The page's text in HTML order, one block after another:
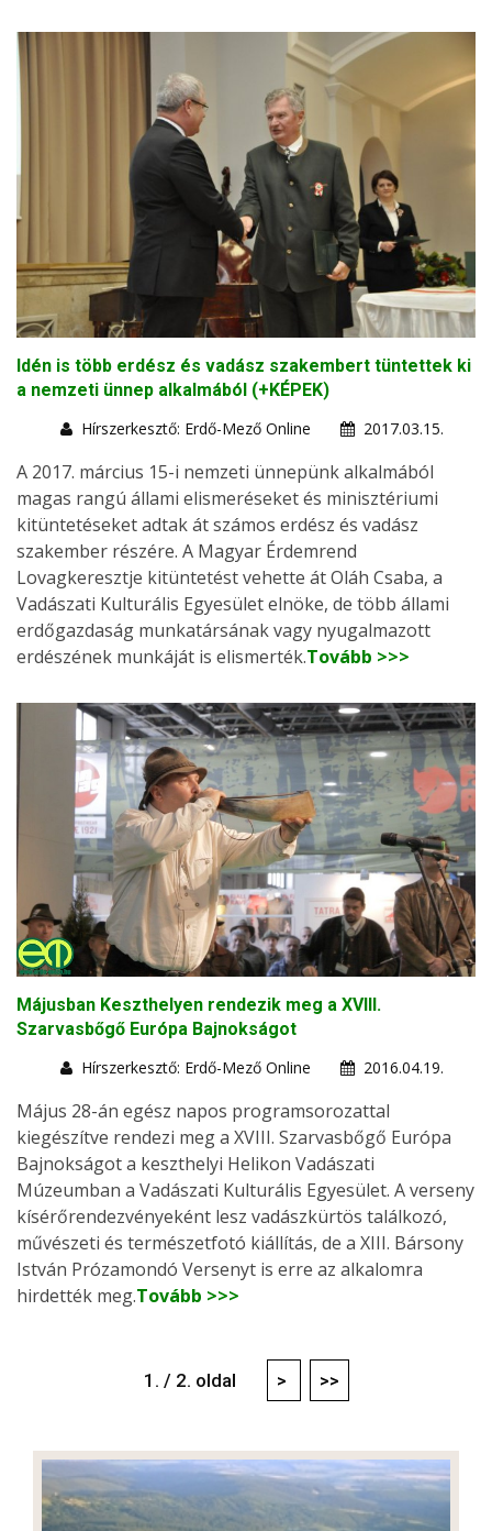
Idén is több erdész és vadász szakembert tüntettek ki
a nemzeti ünnep alkalmából (+KÉPEK)
Hírszerkesztő: Erdő-Mező Online
2017.03.15.
A 2017. március 15-i nemzeti ünnepünk alkalmából
magas rangú állami elismeréseket és minisztériumi
kitüntetéseket adtak át számos erdész és vadász
szakember részére. A Magyar Érdemrend
Lovagkeresztje kitüntetést vehette át Oláh Csaba, a
Vadászati Kulturális Egyesület elnöke, de több állami
erdőgazdaság munkatársának vagy nyugalmazott
erdészének munkáját is elismerték.Tovább >>>
Májusban Keszthelyen rendezik meg a XVIII.
Szarvasbőgő Európa Bajnokságot
Hírszerkesztő: Erdő-Mező Online
2016.04.19.
Május 28-án egész napos programsorozattal
kiegészítve rendezi meg a XVIII. Szarvasbőgő Európa
Bajnokságot a keszthelyi Helikon Vadászati
Múzeumban a Vadászati Kulturális Egyesület. A verseny
kísérőrendezvényeként lesz vadászkürtös találkozó,
művészeti és természetfotó kiállítás, de a XIII. Bársony
István Prózamondó Versenyt is erre az alkalomra
hirdették meg.Tovább >>>
1. / 2. oldal > >>